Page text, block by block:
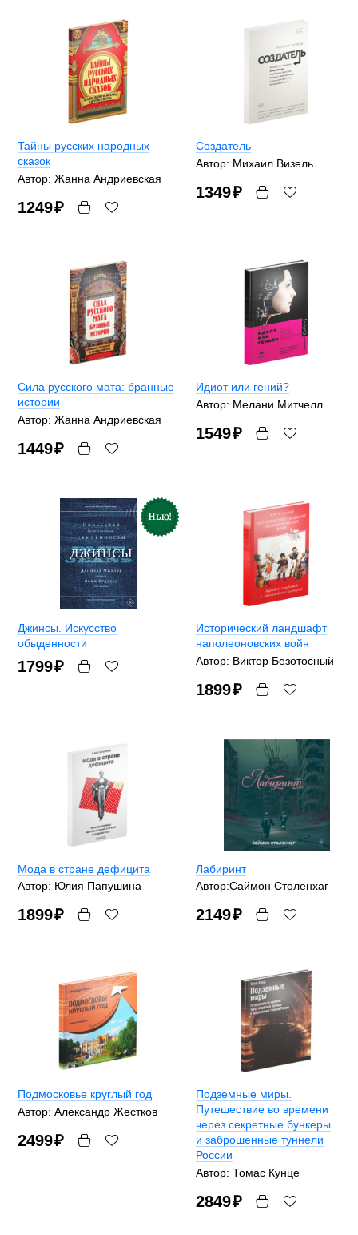
Тайны русских народных
сказок
Автор: Жанна Андриевская
1249₽
Создатель
Автор: Михаил Визель
1349₽
Сила русского мата: бранные
истории
Автор: Жанна Андриевская
1449₽
Идиoт или гeний?
Автор: Мелани Митчелл
1549₽
Джинсы. Искусство
обыденности
1799₽
Исторический ландшафт
наполеоновских войн
Автор: Виктор Безотосный
1899₽
Мода в стране дефицита
Автор: Юлия Папушина
1899₽
Лабиринт
Автор:Саймон Столенхаг
2149₽
Подмосковье круглый год
Автор: Александр Жестков
2499₽
Подземные миры.
Путешествие во времени
через секретные бункеры
и заброшенные туннели
России
Автор: Томас Кунце
2849₽